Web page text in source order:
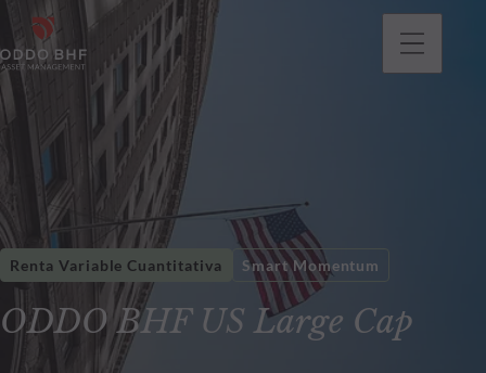
ODDO BHF US Large Cap
Renta Variable Cuantitativa Smart Momentum